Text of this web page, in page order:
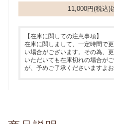
11,000円(税込)
【在庫に関しての注意事項】
在庫に関しまして、一定時間で
い場合がございます。その為、
いただいても在庫切れの場合が
が、予めご了承くださいますよ